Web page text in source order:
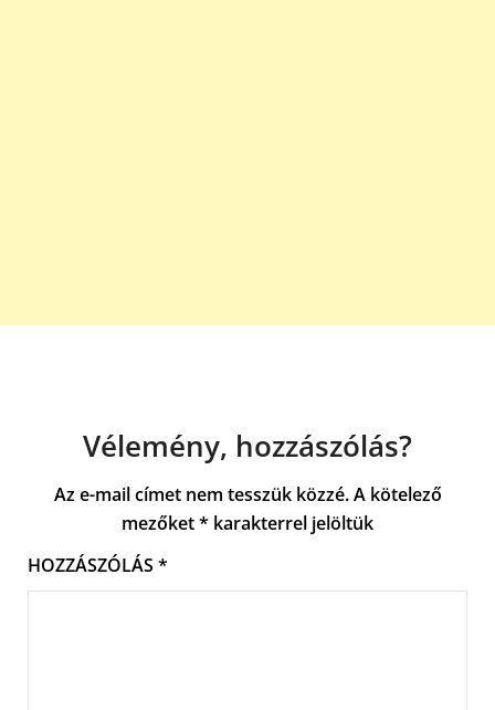
Vélemény, hozzászólás?
Az e-mail címet nem tesszük közzé. A kötelező
mezőket* karakterrel jelöltük
HOZZÁSZÓLÁS *